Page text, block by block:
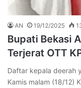
AN 19/12/2025
Bupati Bekasi
Terjerat OTT
Daftar kepala deerah
Kamis malam (18/12)